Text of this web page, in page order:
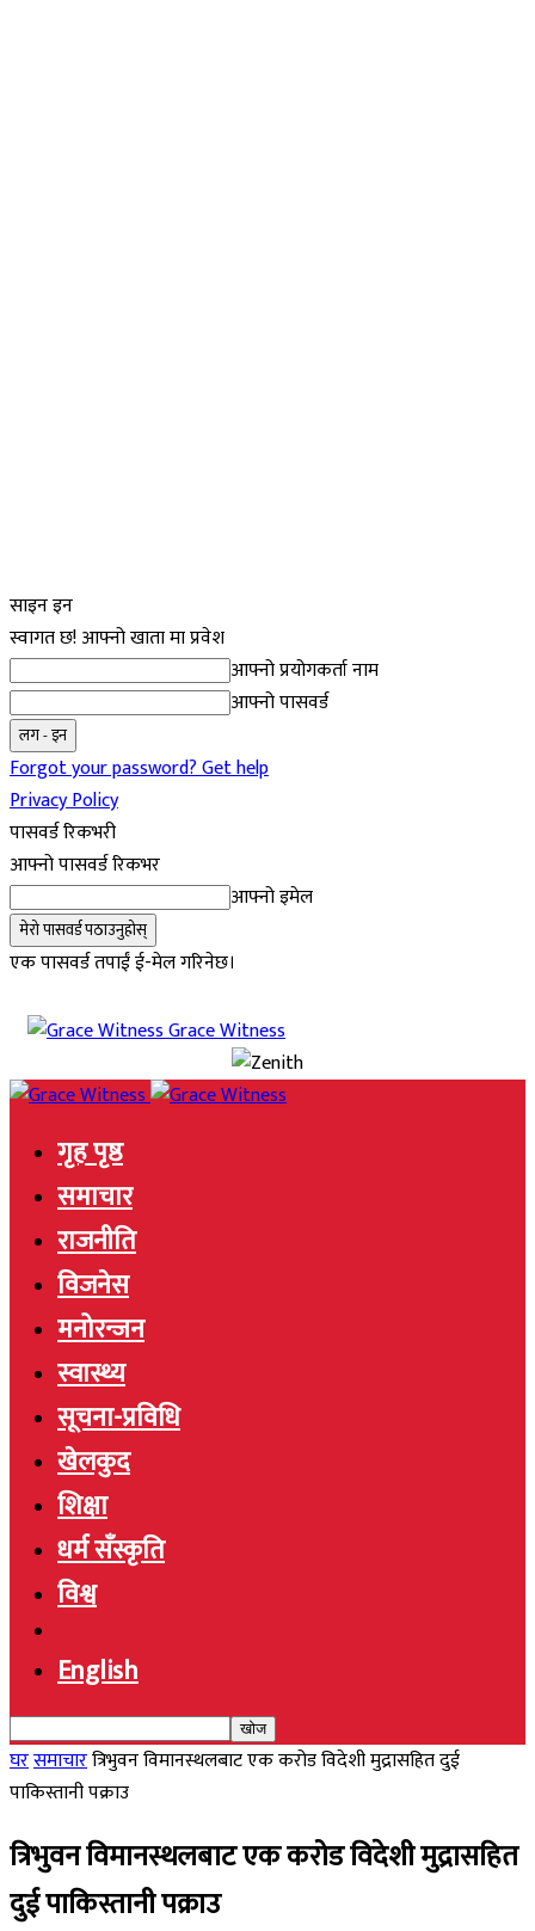
साइन इन
स्वागत छ! आफ्नो खाता मा प्रवेश
आफ्नो प्रयोगकर्ता नाम
आफ्नो पासवर्ड
Forgot your password? Get help
Privacy Policy
पासवर्ड रिकभरी
आफ्नो पासवर्ड रिकभर
आफ्नो इमेल
एक पासवर्ड तपाईं ई-मेल गरिनेछ।
Grace Witness
गृह पृष्ठ
समाचार
राजनीति
विजनेस
मनोरन्जन
स्वास्थ्य
सूचना-प्रविधि
खेलकुद
शिक्षा
धर्म सँस्कृति
विश्व
English
घरसमाचारत्रिभुवन विमानस्थलबाट एक करोड विदेशी मुद्रासहित दुई
पाकिस्तानी पक्राउ
त्रिभुवन विमानस्थलबाट एक करोड विदेशी मुद्रासहित
दुई पाकिस्तानी पक्राउ